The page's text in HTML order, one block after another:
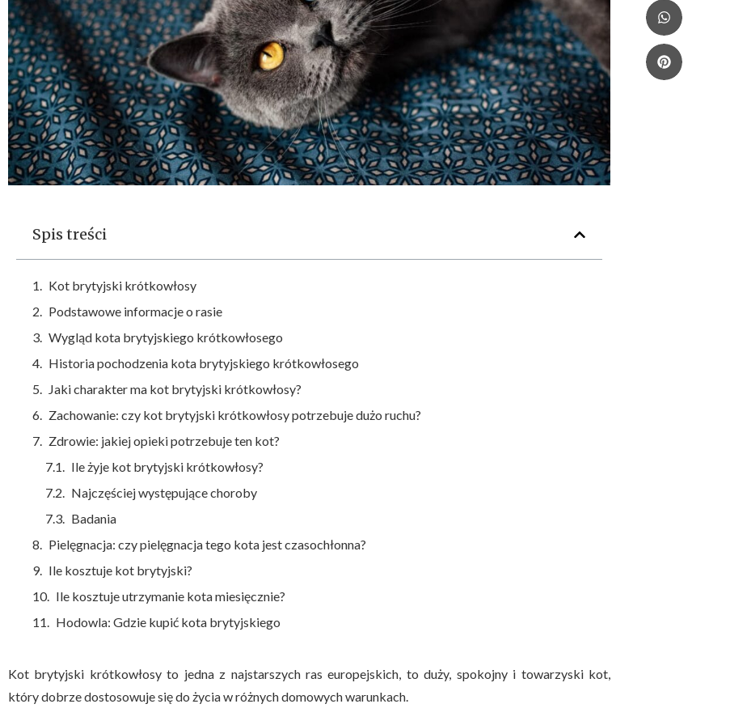
Spis treści
Kot brytyjski krótkowłosy
Podstawowe informacje o rasie
Wygląd kota brytyjskiego krótkowłosego
Historia pochodzenia kota brytyjskiego krótkowłosego
Jaki charakter ma kot brytyjski krótkowłosy?
Zachowanie: czy kot brytyjski krótkowłosy potrzebuje dużo ruchu?
Zdrowie: jakiej opieki potrzebuje ten kot?
Ile żyje kot brytyjski krótkowłosy?
Najczęściej występujące choroby
Badania
Pielęgnacja: czy pielęgnacja tego kota jest czasochłonna?
Ile kosztuje kot brytyjski?
Ile kosztuje utrzymanie kota miesięcznie?
Hodowla: Gdzie kupić kota brytyjskiego
Kot brytyjski krótkowłosy to jedna z najstarszych ras europejskich, to duży, spokojny i towarzyski kot,
który dobrze dostosowuje się do życia w różnych domowych warunkach.